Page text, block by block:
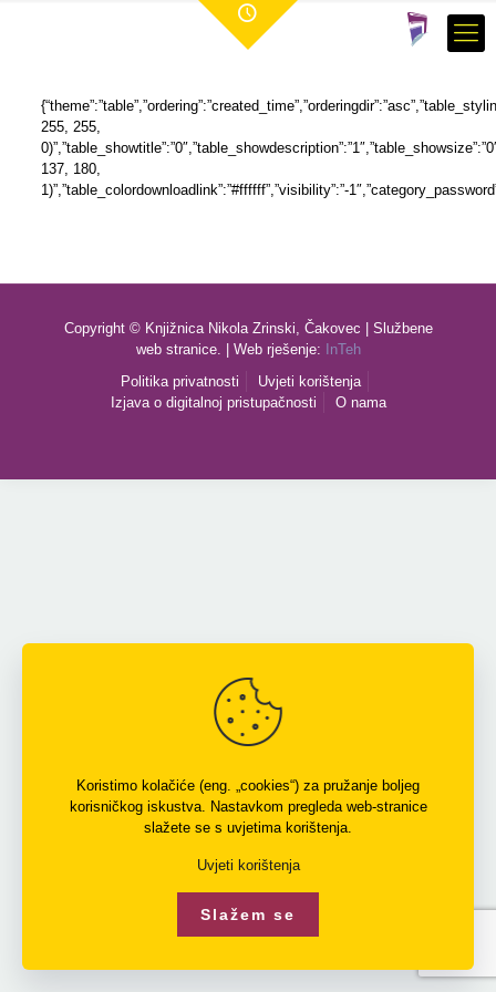
255, 255,
137, 180,
1)”,”table_colordownloadlink”:”#ffffff”,”visibility”:”-
Copyright © Knjižnica Nikola Zrinski, Čakovec | Službene
web stranice. | Web rješenje:
InTeh
Politika privatnosti
Uvjeti korištenja
Izjava o digitalnoj pristupačnosti
O nama
Koristimo kolačiće (eng. „cookies“) za pružanje boljeg
korisničkog iskustva. Nastavkom pregleda web-stranice
slažete se s uvjetima korištenja.
Uvjeti korištenja
Slažem se